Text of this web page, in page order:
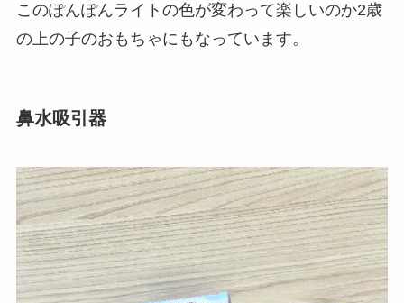
このぽんぽんライトの色が変わって楽しいのか2歳
の上の子のおもちゃにもなっています。
鼻水吸引器